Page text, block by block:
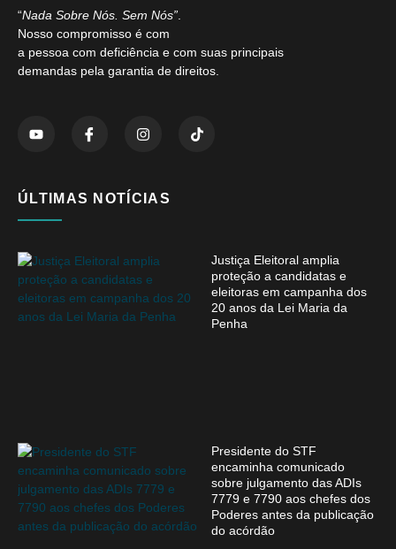
“Nada Sobre Nós. Sem Nós”
Nosso compromisso é com
a pessoa com deficiência e com suas principais
demandas pela garantia de direitos.
ÚLTIMAS NOTÍCIAS
Justiça Eleitoral amplia
proteção a candidatas e
eleitoras em campanha dos
20 anos da Lei Maria da
Penha
Presidente do STF
encaminha comunicado
sobre julgamento das ADIs
7779 e 7790 aos chefes dos
Poderes antes da publicação
do acórdão